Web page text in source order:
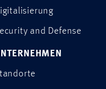
and Defense